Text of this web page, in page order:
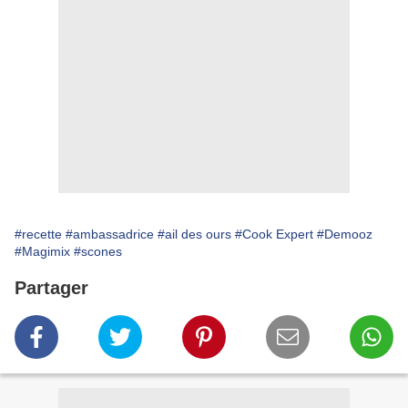
#recette #ambassadrice #ail des ours #Cook Expert #Demooz
#Magimix #scones
Partager